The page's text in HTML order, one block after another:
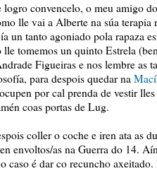
logro convencelo, o meu amigo
lle vai a Alberte na súa
un tanto agoniado pola rapaza
tomemos un quinto Estrela
Figueiras e nos lembre as
para despois quedar na
por cal prenda de vestir
coas portas de Lug.
coller o coche e iren ata as
envoltos/as na Guerra do 14.
caso é dar co recuncho